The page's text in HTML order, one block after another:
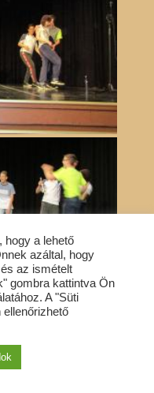
› »
hogy a lehető
azáltal, hogy
az ismételt
gombra kattintva Ön
A "Süti
ellenőrizhető